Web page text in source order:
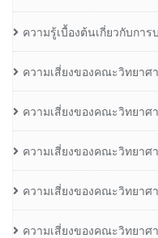
ความรู้เบื้องต้นเกี่ยวกับการ
ความเสี่ยงของคณะวิทยา
ความเสี่ยงของคณะวิทยา
ความเสี่ยงของคณะวิทยา
ความเสี่ยงของคณะวิทยา
ความเสี่ยงของคณะวิทยา